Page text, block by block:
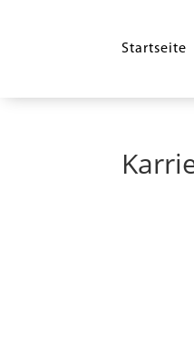
Startseite